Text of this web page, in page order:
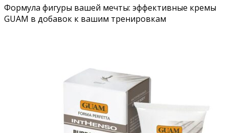
Формула фигуры вашей мечты: эффективные кремы
GUAM в добавок к вашим тренировкам